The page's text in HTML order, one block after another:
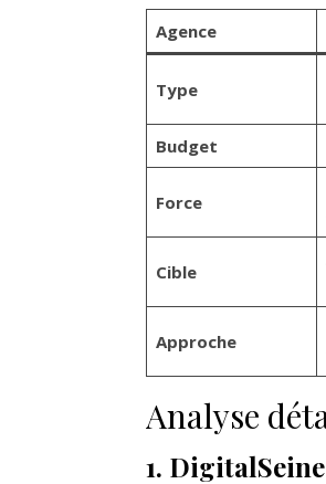
Agence
Type
Budget
Force
Cible
Approche
Analyse
1.